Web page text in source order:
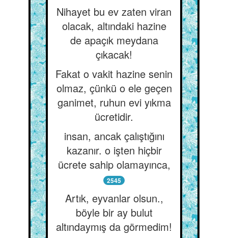
Nihayet bu ev zaten viran
olacak, altındaki hazine
de apaçık meydana
çıkacak!
Fakat o vakit hazine senin
olmaz, çünkü o ele geçen
ganimet, ruhun evi yıkma
ücretidir.
insan, ancak çalıştığını
kazanır. o işten hiçbir
ücrete sahip olamayınca,
2545
Artık, eyvanlar olsun.,
böyle bir ay bulut
altındaymış da görmedim!